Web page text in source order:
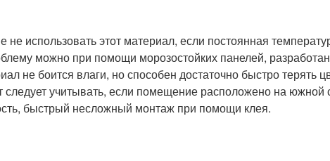
использовать этот материал, если постоянная
можно при помощи морозостойких панелей,
не боится влаги, но способен достаточно быстро терять
учитывать, если помещение расположено на южной
быстрый несложный монтаж при помощи клея.